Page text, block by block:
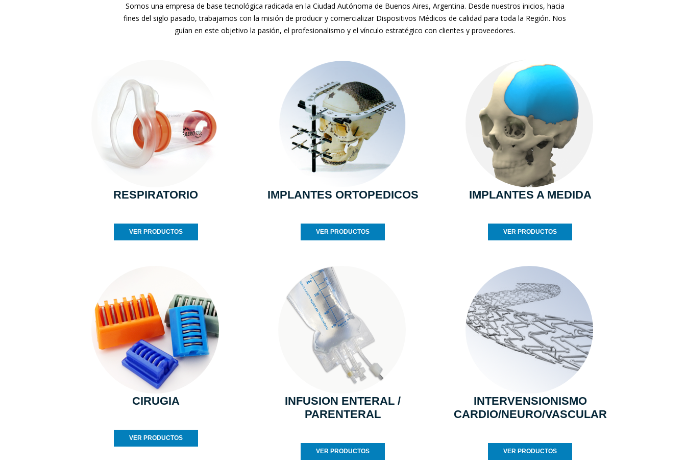
Somos una empresa de base tecnológica radicada en la Ciudad Autónoma de Buenos Aires, Argentina. Desde nuestros inicios, hacia
fines del siglo pasado, trabajamos con la misión de producir y comercializar Dispositivos Médicos de calidad para toda la Región. Nos
guían en este objetivo la pasión, el profesionalismo y el vínculo estratégico con clientes y proveedores.
RESPIRATORIO
VER PRODUCTOS
IMPLANTES ORTOPEDICOS
VER PRODUCTOS
IMPLANTES A MEDIDA
VER PRODUCTOS
CIRUGIA
VER PRODUCTOS
INFUSION ENTERAL /
PARENTERAL
VER PRODUCTOS
INTERVENSIONISMO
CARDIO/NEURO/VASCULAR
VER PRODUCTOS